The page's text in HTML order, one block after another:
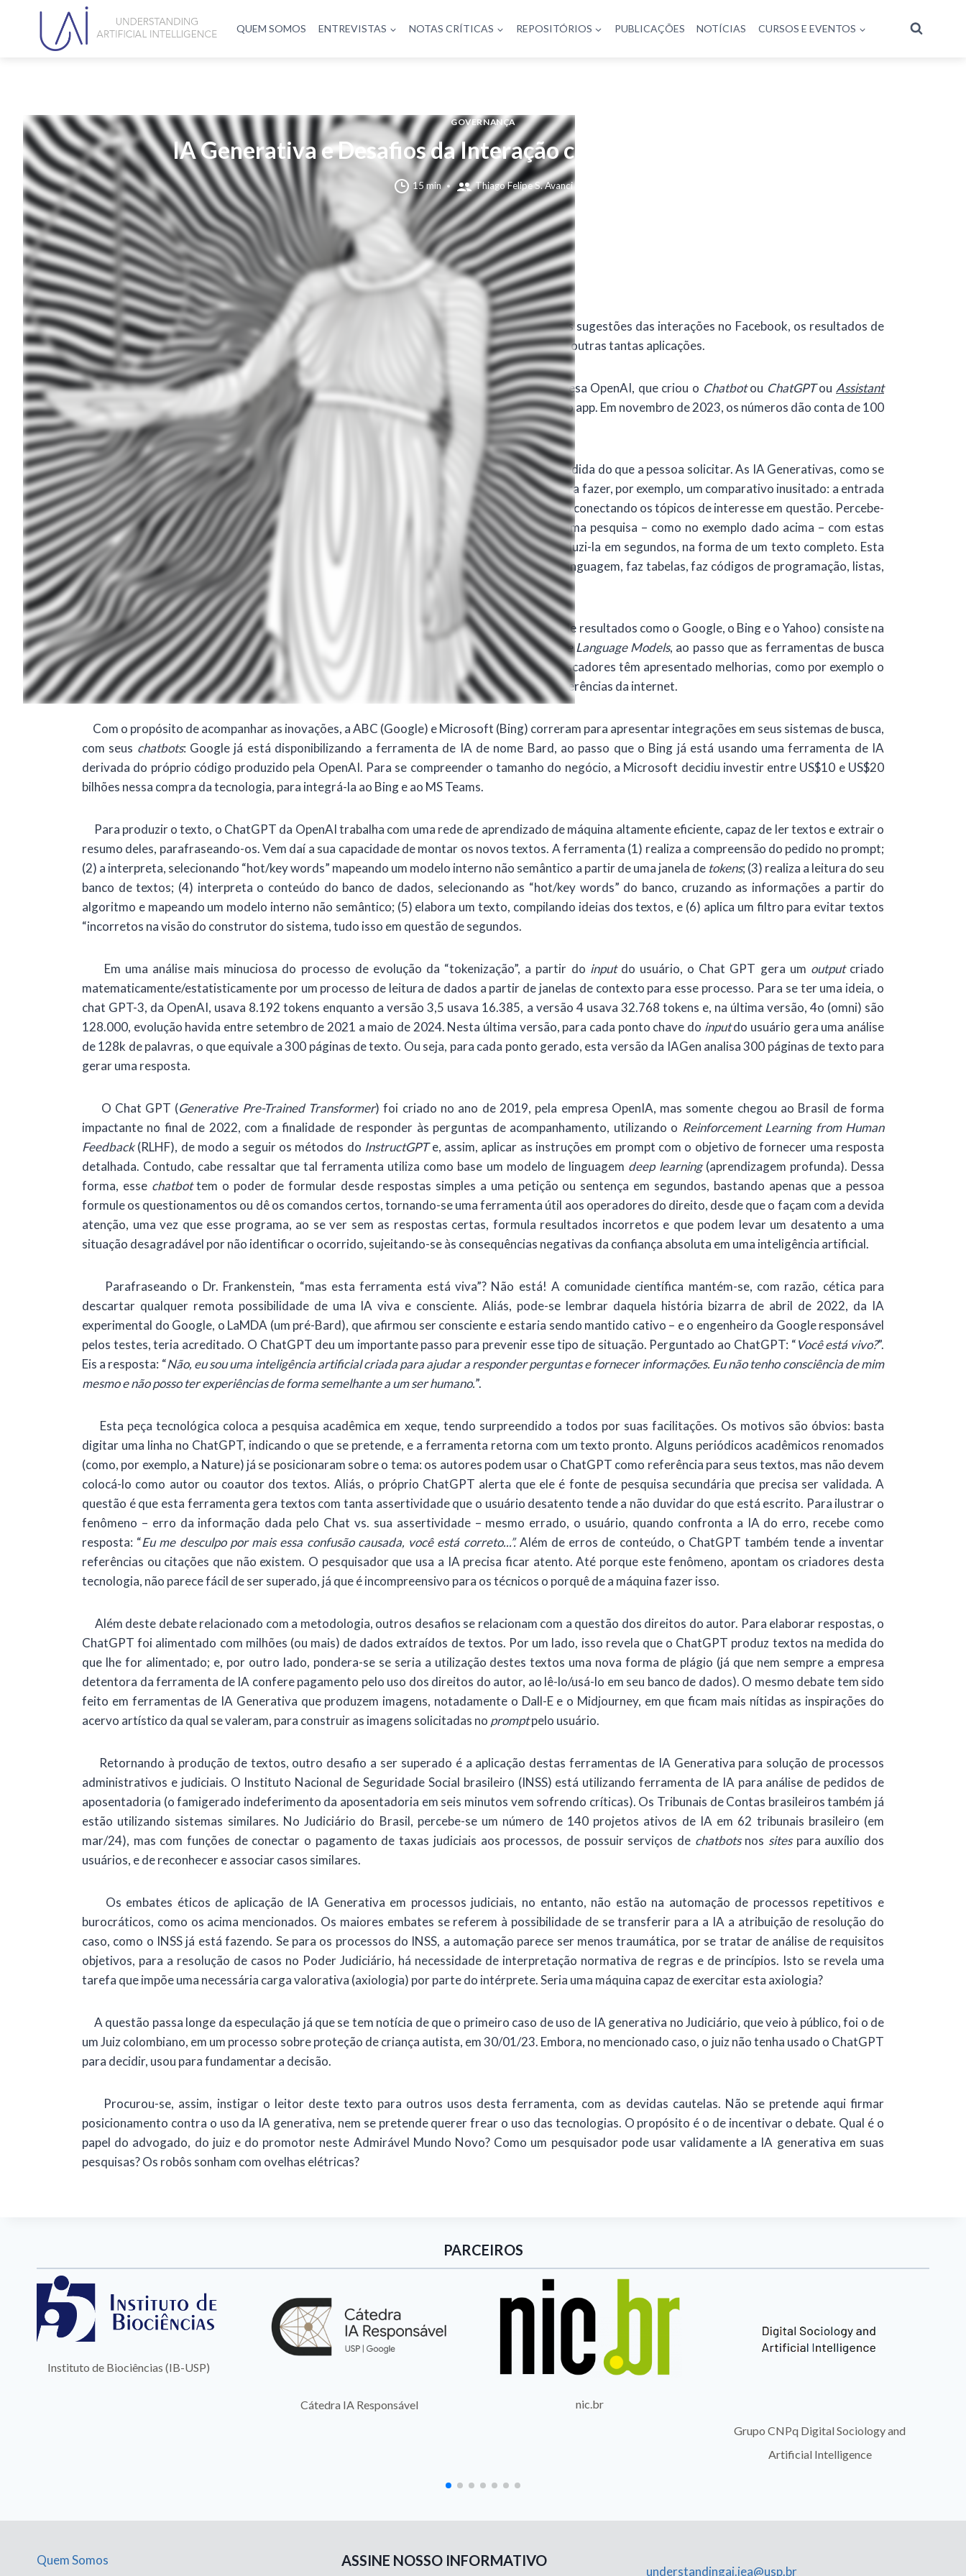
QUEM SOMOS ENTREVISTAS NOTAS CRÍTICAS REPOSITÓRIOS PUBLICAÇÕES NOTÍCIAS CURSOS E EVENTOS
GOVERNANÇA
IA Generativa e Desafios da Interação com o Poder Judiciário
15 min Thiago Felipe S. Avanci
Por Thiago Felipe S. Avanci
A inteligência artificial (IA) se manifesta por diversas formas: é por ela que ocorrem as sugestões das interações no Facebook, os resultados de
busca no Google e, até mesmo o traçar do caminho do carro autômato, para não mencionar outras tantas aplicações.
Mas, sem exagero, o mundo foi pego de assalto pela novidade apresentada pela empresa OpenAI, que criou o Chatbotou ChatGPTou Assistant
(https://chat.openai.com/). São 100 milhões de usuários nos dois primeiros meses de vida do app. Em novembro de 2023, os números dão conta de 100
milhões de usuários semanais.
E o que é o ChatGPT? É uma ferramenta de IA generativa que produz textos na exata medida do que a pessoa solicitar. As IA Generativas, como se
pode deduzir, criam conteúdo a partir de comandos simples dos usuários. Pode-se pedir para fazer, por exemplo, um comparativo inusitado: a entrada
de Napoleão em Paris e a entrada de Júlio Cesar em Roma e a ferramenta irá criar um texto conectando os tópicos de interesse em questão. Percebe-
se a vantagem tática das IAs generativas sobre as pesquisas tradicionais, já que achar uma pesquisa – como no exemplo dado acima – com estas
exatas características, seria difícil ou improvável. No entanto, o ChatGPT é capaz de produzi-la em segundos, na forma de um texto completo. Esta
ferramenta de IA Generativa produz textos com linguagem compreensível e que emula a linguagem, faz tabelas, faz códigos de programação, listas,
entre outras.
A diferença do ChatGPT para as ferramentas de pesquisa tradicionais (os indexadores de resultados como o Google, o Bing e o Yahoo) consiste na
forma do resultado: o ChatGPT apresenta um resultado escrito e pronto, utilizandoLarge Language Models, ao passo que as ferramentas de busca
tradicionais, simplesmente indexam os resultados desejados. Não há dúvida de que os buscadores têm apresentado melhorias, como por exemplo o
Google, que responde diretamente perguntas objetivas feitas pelo usuário, por meio de referências da internet.
Com o propósito de acompanhar as inovações, a ABC (Google) e Microsoft (Bing) correram para apresentar integrações em seus sistemas de busca,
com seus chatbots: Google já está disponibilizando a ferramenta de IA de nome Bard, ao passo que o Bing já está usando uma ferramenta de IA
derivada do próprio código produzido pela OpenAI. Para se compreender o tamanho do negócio, a Microsoft decidiu investir entre US$10 e US$20
bilhões nessa compra da tecnologia, para integrá-la ao Bing e ao MS Teams.
Para produzir o texto, o ChatGPT da OpenAI trabalha com uma rede de aprendizado de máquina altamente eficiente, capaz de ler textos e extrair o
resumo deles, parafraseando-os. Vem daí a sua capacidade de montar os novos textos. A ferramenta (1) realiza a compreensão do pedido no prompt;
(2) a interpreta, selecionando “hot/key words” mapeando um modelo interno não semântico a partir de uma janela de tokens; (3) realiza a leitura do seu
banco de textos; (4) interpreta o conteúdo do banco de dados, selecionando as “hot/key words” do banco, cruzando as informações a partir do
algoritmo e mapeando um modelo interno não semântico; (5) elabora um texto, compilando ideias dos textos, e (6) aplica um filtro para evitar textos
“incorretos na visão do construtor do sistema, tudo isso em questão de segundos.
Em uma análise mais minuciosa do processo de evolução da “tokenização”, a partir do inputdo usuário, o Chat GPT gera um outputcriado
matematicamente/estatisticamente por um processo de leitura de dados a partir de janelas de contexto para esse processo. Para se ter uma ideia, o
chat GPT-3, da OpenAI, usava 8.192 tokens enquanto a versão 3,5 usava 16.385, a versão 4 usava 32.768 tokens e, na última versão, 4o (omni) são
128.000, evolução havida entre setembro de 2021 a maio de 2024. Nesta última versão, para cada ponto chave do inputdo usuário gera uma análise
de 128k de palavras, o que equivale a 300 páginas de texto. Ou seja, para cada ponto gerado, esta versão da IAGen analisa 300 páginas de texto para
gerar uma resposta.
O Chat GPT (Generative Pre-Trained Transformer) foi criado no ano de 2019, pela empresa OpenIA, mas somente chegou ao Brasil de forma
impactante no final de 2022, com a finalidade de responder às perguntas de acompanhamento, utilizando o Reinforcement Learning from Human
Feedback(RLHF), de modo a seguir os métodos do InstructGPTe, assim, aplicar as instruções em prompt com o objetivo de fornecer uma resposta
detalhada. Contudo, cabe ressaltar que tal ferramenta utiliza como base um modelo de linguagem deep learning(aprendizagem profunda). Dessa
forma, esse chatbottem o poder de formular desde respostas simples a uma petição ou sentença em segundos, bastando apenas que a pessoa
formule os questionamentos ou dê os comandos certos, tornando-se uma ferramenta útil aos operadores do direito, desde que o façam com a devida
atenção, uma vez que esse programa, ao se ver sem as respostas certas, formula resultados incorretos e que podem levar um desatento a uma
situação desagradável por não identificar o ocorrido, sujeitando-se às consequências negativas da confiança absoluta em uma inteligência artificial.
Parafraseando o Dr. Frankenstein, “mas esta ferramenta está viva”? Não está! A comunidade científica mantém-se, com razão, cética para
descartar qualquer remota possibilidade de uma IA viva e consciente. Aliás, pode-se lembrar daquela história bizarra de abril de 2022, da IA
experimental do Google, o LaMDA (um pré-Bard), que afirmou ser consciente e estaria sendo mantido cativo – e o engenheiro da Google responsável
pelos testes, teria acreditado. O ChatGPT deu um importante passo para prevenir esse tipo de situação. Perguntado ao ChatGPT: “Você está vivo?”.
Eis a resposta: “Não, eu sou uma inteligência artificial criada para ajudar a responder perguntas e fornecer informações. Eu não tenho consciência de mim
mesmo e não posso ter experiências de forma semelhante a um ser humano.”.
Esta peça tecnológica coloca a pesquisa acadêmica em xeque, tendo surpreendido a todos por suas facilitações. Os motivos são óbvios: basta
digitar uma linha no ChatGPT, indicando o que se pretende, e a ferramenta retorna com um texto pronto. Alguns periódicos acadêmicos renomados
(como, por exemplo, a Nature) já se posicionaram sobre o tema: os autores podem usar o ChatGPT como referência para seus textos, mas não devem
colocá-lo como autor ou coautor dos textos. Aliás, o próprio ChatGPT alerta que ele é fonte de pesquisa secundária que precisa ser validada. A
questão é que esta ferramenta gera textos com tanta assertividade que o usuário desatento tende a não duvidar do que está escrito. Para ilustrar o
fenômeno – erro da informação dada pelo Chat vs. sua assertividade – mesmo errado, o usuário, quando confronta a IA do erro, recebe como
resposta: “Eu me desculpo por mais essa confusão causada, você está correto...”.Além de erros de conteúdo, o ChatGPT também tende a inventar
referências ou citações que não existem. O pesquisador que usa a IA precisa ficar atento. Até porque este fenômeno, apontam os criadores desta
tecnologia, não parece fácil de ser superado, já que é incompreensivo para os técnicos o porquê de a máquina fazer isso.
Além deste debate relacionado com a metodologia, outros desafios se relacionam com a questão dos direitos do autor. Para elaborar respostas, o
ChatGPT foi alimentado com milhões (ou mais) de dados extraídos de textos. Por um lado, isso revela que o ChatGPT produz textos na medida do
que lhe for alimentado; e, por outro lado, pondera-se se seria a utilização destes textos uma nova forma de plágio (já que nem sempre a empresa
detentora da ferramenta de IA confere pagamento pelo uso dos direitos do autor, ao lê-lo/usá-lo em seu banco de dados). O mesmo debate tem sido
feito em ferramentas de IA Generativa que produzem imagens, notadamente o Dall-E e o Midjourney, em que ficam mais nítidas as inspirações do
acervo artístico da qual se valeram, para construir as imagens solicitadas no promptpelo usuário.
Retornando à produção de textos, outro desafio a ser superado é a aplicação destas ferramentas de IA Generativa para solução de processos
administrativos e judiciais. O Instituto Nacional de Seguridade Social brasileiro (INSS) está utilizando ferramenta de IA para análise de pedidos de
aposentadoria (o famigerado indeferimento da aposentadoria em seis minutos vem sofrendo críticas). Os Tribunais de Contas brasileiros também já
estão utilizando sistemas similares. No Judiciário do Brasil, percebe-se um número de 140 projetos ativos de IA em 62 tribunais brasileiro (em
mar/24), mas com funções de conectar o pagamento de taxas judiciais aos processos, de possuir serviços de chatbotsnos sitespara auxílio dos
usuários, e de reconhecer e associar casos similares.
Os embates éticos de aplicação de IA Generativa em processos judiciais, no entanto, não estão na automação de processos repetitivos e
burocráticos, como os acima mencionados. Os maiores embates se referem à possibilidade de se transferir para a IA a atribuição de resolução do
caso, como o INSS já está fazendo. Se para os processos do INSS, a automação parece ser menos traumática, por se tratar de análise de requisitos
objetivos, para a resolução de casos no Poder Judiciário, há necessidade de interpretação normativa de regras e de princípios. Isto se revela uma
tarefa que impõe uma necessária carga valorativa (axiologia) por parte do intérprete. Seria uma máquina capaz de exercitar esta axiologia?
A questão passa longe da especulação já que se tem notícia de que o primeiro caso de uso de IA generativa no Judiciário, que veio à público, foi o de
um Juiz colombiano, em um processo sobre proteção de criança autista, em 30/01/23. Embora, no mencionado caso, o juiz não tenha usado o ChatGPT
para decidir, usou para fundamentar a decisão.
Procurou-se, assim, instigar o leitor deste texto para outros usos desta ferramenta, com as devidas cautelas. Não se pretende aqui firmar
posicionamento contra o uso da IA generativa, nem se pretende querer frear o uso das tecnologias. O propósito é o de incentivar o debate. Qual é o
papel do advogado, do juiz e do promotor neste Admirável Mundo Novo? Como um pesquisador pode usar validamente a IA generativa em suas
pesquisas? Os robôs sonham com ovelhas elétricas?
PARCEIROS
nic.br
Departamento de Sociologia da USP
Quem Somos
ASSINE NOSSO INFORMATIVO
understandingai.iea@usp.br